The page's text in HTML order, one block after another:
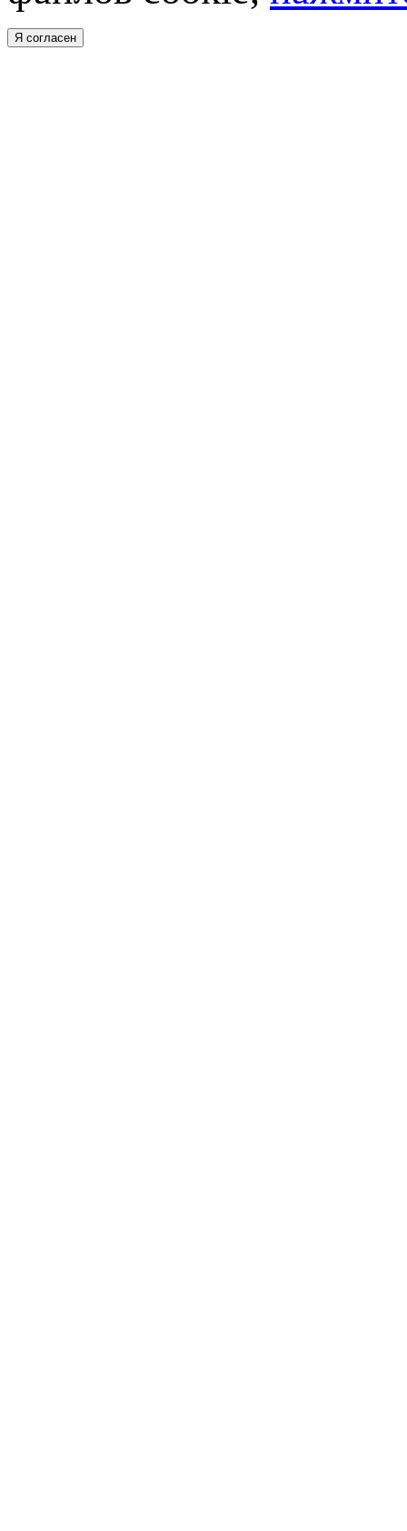
Я согласен